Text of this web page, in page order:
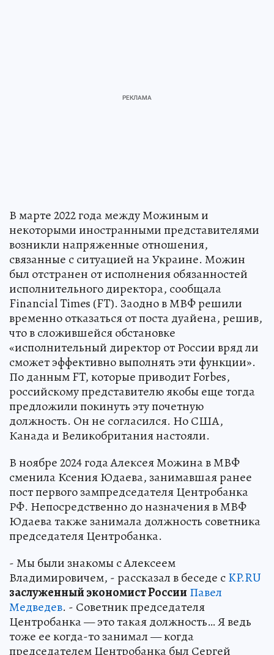
В марте 2022 года между Можиным и
некоторыми иностранными представителями
возникли напряженные отношения,
связанные с ситуацией на Украине. Можин
был отстранен от исполнения обязанностей
исполнительного директора, сообщала
Financial Times (FT). Заодно в МВФ решили
временно отказаться от поста дуайена, решив,
что в сложившейся обстановке
«исполнительный директор от России вряд ли
сможет эффективно выполнять эти функции».
По данным FT, которые приводит Forbes,
российскому представителю якобы еще тогда
предложили покинуть эту почетную
должность. Он не согласился. Но США,
Канада и Великобритания настояли.
В ноябре 2024 года Алексея Можина в МВФ
сменила Ксения Юдаева, занимавшая ранее
пост первого зампредседателя Центробанка
РФ. Непосредственно до назначения в МВФ
Юдаева также занимала должность советника
председателя Центробанка.
- Мы были знакомы с Алексеем
Владимировичем, - рассказал в беседе сKP.RU
заслуженный экономист России Павел
Медведев. - Советник председателя
Центробанка — это такая должность… Я ведь
тоже ее когда-то занимал — когда
председателем Центробанка был Сергей